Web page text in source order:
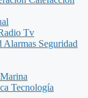
Tv
Alarmas Seguridad
Tecnología